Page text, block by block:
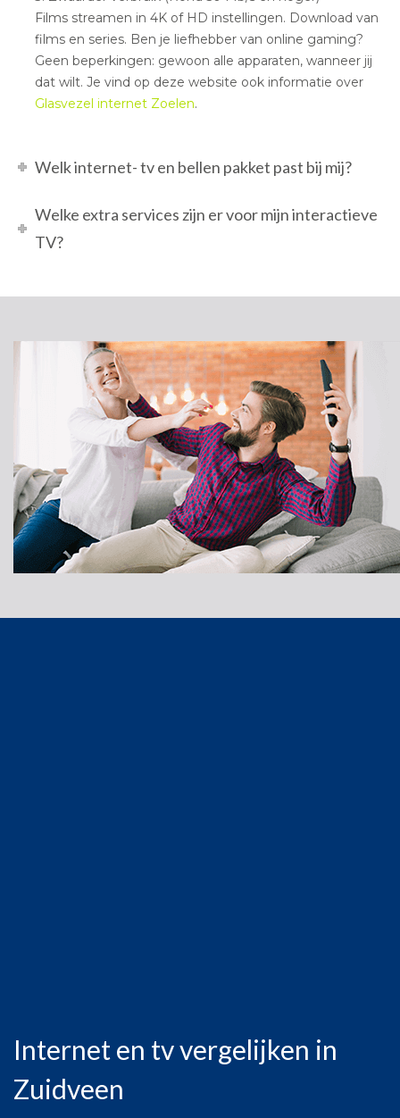
Films streamen in 4K of HD instellingen. Download van
films en series. Ben je liefhebber van online gaming?
Geen beperkingen: gewoon alle apparaten, wanneer jij
dat wilt. Je vind op deze website ook informatie over
Glasvezel internet Zoelen.
Welk internet- tv en bellen pakket past bij mij?
Welke extra services zijn er voor mijn interactieve
TV?
Internet en tv vergelijken in
Zuidveen